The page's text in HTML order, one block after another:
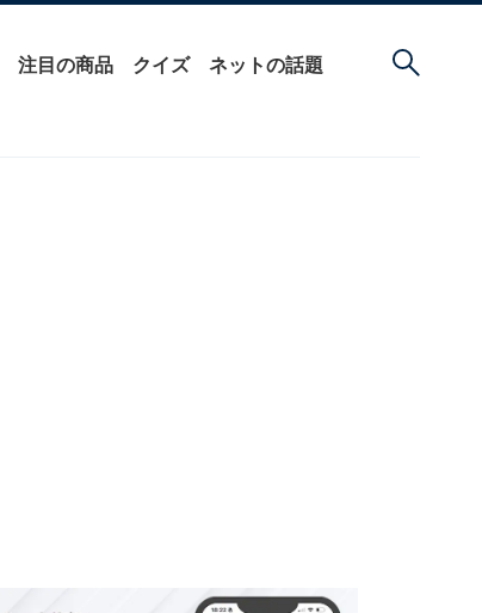
注目の商品 クイズ ネットの話題